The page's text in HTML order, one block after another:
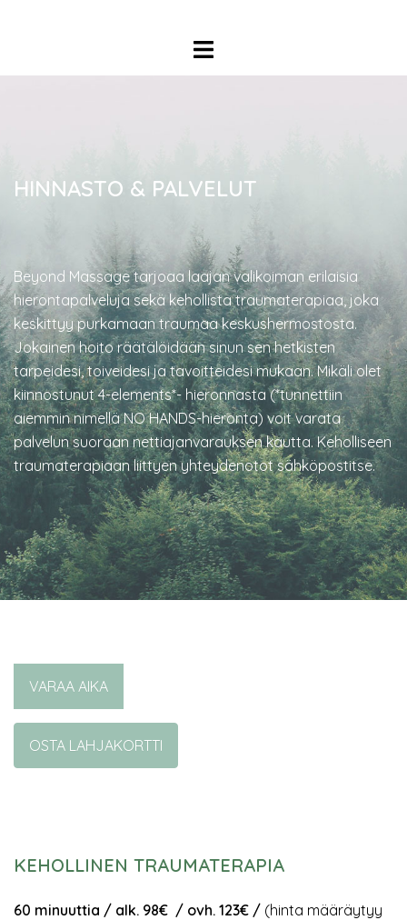
Toggle
HINNASTO & PALVELUT
Beyond Massage tarjoaa laajan valikoiman erilaisia
hierontapalveluja sekä kehollista traumaterapiaa, joka
keskittyy purkamaan traumaa keskushermostosta.
Jokainen hoito räätälöidään sinun sen hetkisten
tarpeidesi, toiveidesi ja tavoitteidesi mukaan. Mikäli olet
kiinnostunut 4-elements*- hieronnasta (*tunnettiin
aiemmin nimellä NO HANDS-hieronta) voit varata
palvelun suoraan nettiajanvarauksen kautta. Keholliseen
traumaterapiaan liittyen yhteydenotot sähköpostitse.
VARAA AIKA
OSTA LAHJAKORTTI
KEHOLLINEN TRAUMATERAPIA
60 minuuttia / alk. 98€ / ovh. 123€ / (hinta määräytyy